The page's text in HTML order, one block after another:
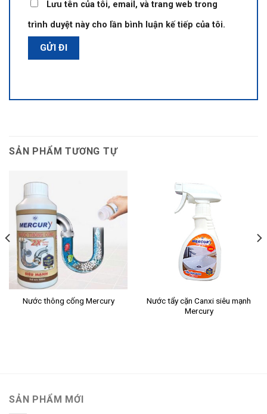
Lưu tên của tôi, email, và trang web trong
trình duyệt này cho lần bình luận kế tiếp của tôi.
SẢN PHẨM TƯƠNG TỰ
Nước thông cống Mercury
Nước tẩy cặn Canxi siêu mạnh
Mercury
SẢN PHẨM MỚI